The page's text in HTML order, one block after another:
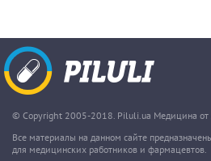
© Copyright 2005-2018. Piluli.ua Медицина от
Все материалы на данном сайте
для медицинских работников и фармацевтов.